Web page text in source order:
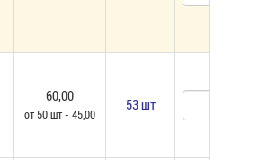
60,00
от 50 шт - 45,00
53 шт